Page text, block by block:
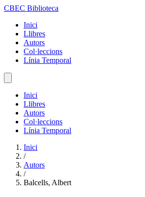
CBEC Biblioteca
Inici
Llibres
Autors
Col·leccions
Línia Temporal
Inici
Llibres
Autors
Col·leccions
Línia Temporal
Inici
/
Autors
/
Balcells, Albert